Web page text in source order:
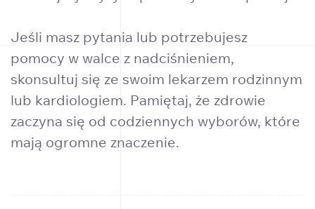
Jeśli masz pytania lub potrzebujesz
pomocy w walce z nadciśnieniem,
skonsultuj się ze swoim lekarzem rodzinnym
lub kardiologiem. Pamiętaj, że zdrowie
zaczyna się od codziennych wyborów, które
mają ogromne znaczenie.